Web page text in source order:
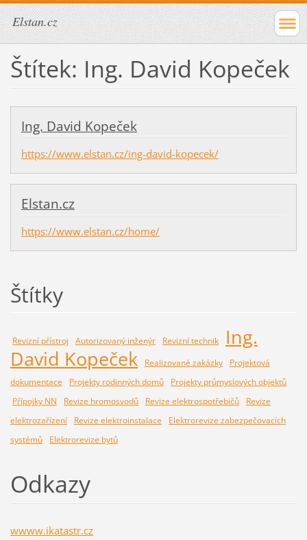
Elstan.cz
Štítek: Ing. David Kopeček
Ing. David Kopeček
https://www.elstan.cz/ing-david-kopecek/
Elstan.cz
https://www.elstan.cz/home/
Štítky
Revizní přístroj Autorizovaný inženýr Revizní technik
Ing.
David Kopeček
Realizované zakázky
Projektová
dokumentace
Projekty rodinných domů
Projekty průmyslových objektů
Přípojky NN
Revize hromosvodů Revize elektrospotřebičů
Revize
elektrozařízení
Revize elektroinstalace
Elektrorevize zabezpečovacích
systémů
Elektrorevize bytů
Odkazy
wwww.ikatastr.cz